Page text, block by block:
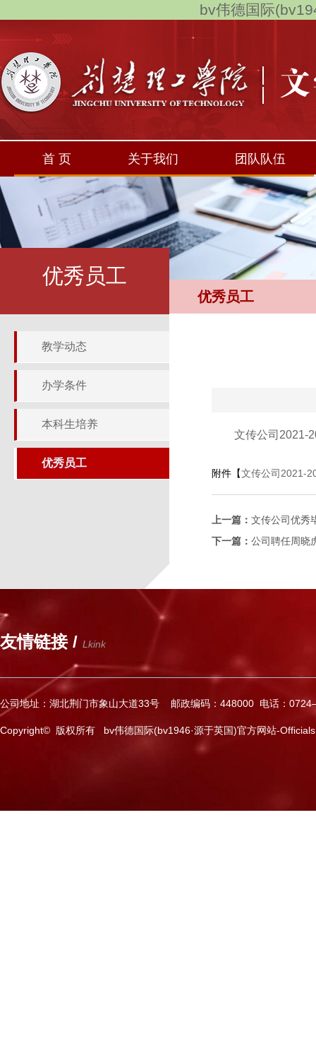
bv伟德国际
首 页 关于我们 团队队伍
优秀员工
优秀员工
教学动态
办学条件
本科生培养
优秀员工
文传公司2021-
附件【文传公司2021-
上一篇： 文传公司优秀
下一篇： 公司聘任周晓
友情链接 / Lkink
公司地址：湖北荆门市象山大道33号 邮政编码：448000 电话：
Copyright© 版权所有 bv伟德国际(bv1946·源于英国)官方网站-